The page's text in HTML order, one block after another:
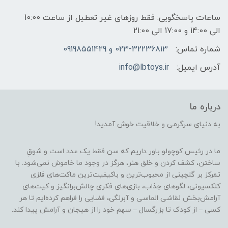
ساعات پاسخگویی: فقط روزهای غیر تعطیل از ساعت 10:00
الی 14:00 و 17:00 الی 21:00
شماره تماس:
023-32236813 و 09198551429
آدرس ایمیل:
info@lbtoys.ir
درباره ما
به دنیای سرگرمی و خلاقیت خوش آمدید!
ما در رئیس کوچولو باور داریم که سن فقط یک عدد است و شوقِ
ساختن، کشف کردن و خلق هنر، هرگز در وجود ما خاموش نمی‌شود. با
تمرکز بر گلچینی از محبوب‌ترین و باکیفیت‌ترین ماکت‌های فلزی
کلکسیونی، لگوهای جذاب، بازی‌های فکری چالش‌برانگیز و کیت‌های
آرامش‌بخش نقاشی الماسی و آبرنگی، فضایی را فراهم کرده‌ایم تا هر
کسی – از کودک تا بزرگسال – سهم خود را از هیجان و آرامش پیدا کند.